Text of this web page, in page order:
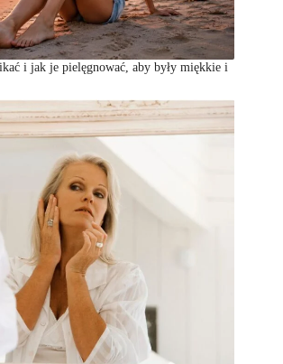
i jak je pielęgnować, aby były miękkie i